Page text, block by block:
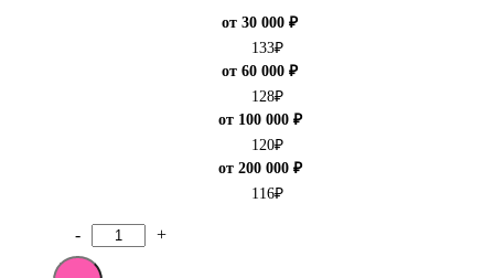
от 30 000 ₽
133₽
от 60 000 ₽
128₽
от 100 000 ₽
120₽
от 200 000 ₽
116₽
Количество
товара
- +